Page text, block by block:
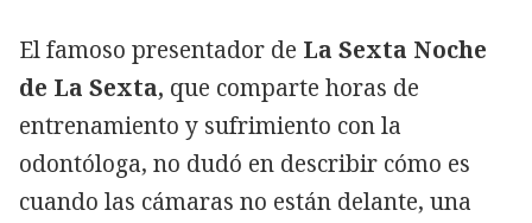
El famoso presentador de La Sexta Noche
de La Sexta, que comparte horas de
entrenamiento y sufrimiento con la
odontóloga, no dudó en describir cómo es
cuando las cámaras no están delante, una